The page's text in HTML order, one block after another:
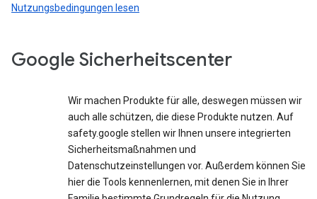
Nutzungsbedingungen lesen
Google Sicherheitscenter
Wir machen Produkte für alle, deswegen müssen wir
auch alle schützen, die diese Produkte nutzen. Auf
safety.google stellen wir Ihnen unsere integrierten
Sicherheitsmaßnahmen und
Datenschutzeinstellungen vor. Außerdem können Sie
hier die Tools kennenlernen, mit denen Sie in Ihrer